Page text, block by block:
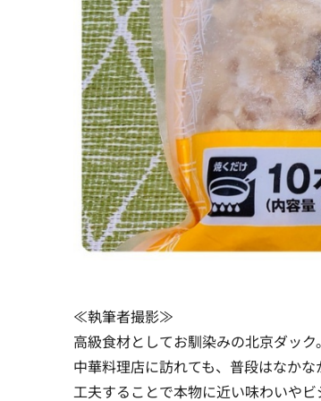
≪執筆者撮影≫
高級食材としてお馴染みの北京ダック。
中華料理店に訪れても、普段はなか
工夫することで本物に近い味わいやビ